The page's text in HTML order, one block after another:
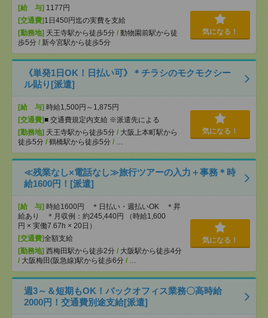
[給 与] 1177円
[交通費] 1日450円迄の実費を支給
[勤務地] 天王寺駅から徒歩5分 / 動物園前駅から徒
歩5分 / 新今宮駅から徒歩5分
気になる！
《単発1日OK！日払い可》＊チラシのモクモクシー
ル貼り[派遣]
[給 与] 時給1,500円～1,875円
[交通費]■ 交通費規定内支給 ※派遣先による
[勤務地] 天王寺駅から徒歩5分 / 大阪上本町駅から
徒歩5分 / 鶴橋駅から徒歩5分 / …
気になる！
≪残業なし×電話なし≫旅行ツアーの入力＋事務＊時
給1600円！[派遣]
[給 与] 時給1600円 ＊日払い・週払いOK ＊昇
給あり ＊月収例：約245,440円 （時給1,600
円 × 実働7.67h × 20日）
[交通費]全額支給
[勤務地] 西梅田駅から徒歩2分 / 大阪駅から徒歩4分
/ 大阪梅田(阪急線)駅から徒歩6分 / …
気になる！
週3～＆短期もOK！バックオフィス業務〇高時給
2000円！交通費別途支給[派遣]